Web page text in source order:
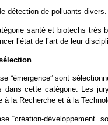
détection de polluants divers.
santé et biotechs très
l’état de l’art de leur
“émergence” sont
dans cette catégorie. Les
à la Recherche et à la
“création-